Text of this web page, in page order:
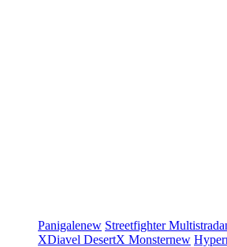
Panigalenew StreetfighterMultistrada
XDiavel DesertX Monsternew